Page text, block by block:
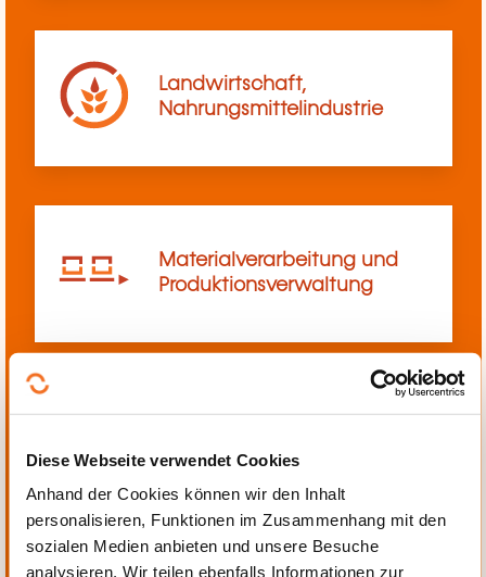
Diese Webseite verwendet Cookies
Anhand der Cookies können wir den Inhalt
personalisieren, Funktionen im Zusammenhang mit den
sozialen Medien anbieten und unsere Besuche
analysieren. Wir teilen ebenfalls Informationen zur
Landwirtschaft,
Nahrungsmittelindustrie
Materialverarbeitung und
Produktionsverwaltung
Automatisierung